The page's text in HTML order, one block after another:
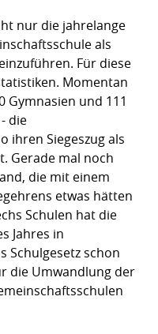
nur die jahrelange
als
Für diese
Momentan
Gymnasien und 111
die
ihren Siegeszug als
Gerade mal noch
die mit einem
etwas hätten
Schulen hat die
Jahres in
Schulgesetz schon
die Umwandlung der